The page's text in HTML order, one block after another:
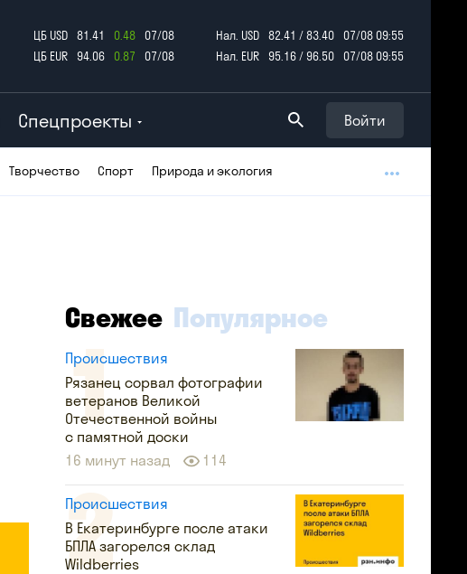
ЦБ USD 81.41 0.48
07/08
ЦБ EUR
94.06 0.87 07/08
Нал. USD 82.41 / 83.40
07/08 09:55
Нал. EUR
95.16 / 96.50 07/08 09:55
Спецпроекты Войти
Творчество Спорт Природа и экология
Свежее Популярное
Происшествия
Рязанец сорвал фотографии
ветеранов Великой
Отечественной войны
с памятной доски
16 минут назад
114
Происшествия
В Екатеринбурге после атаки
БПЛА загорелся склад
Wildberries